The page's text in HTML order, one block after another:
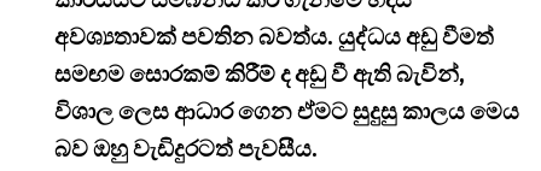
අවශ්‍යතාවක් පවතින බවත්ය. යුද්ධය අඩු වීමත්
සමඟම සොරකම් කිරීම් ද අඩු වී ඇති බැවින්,
විශාල ලෙස ආධාර ගෙන ඒමට සුදුසු කාලය මෙය
බව ඔහු වැඩිදුරටත් පැවසීය.